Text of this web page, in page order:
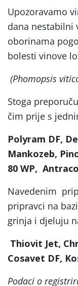
Upozoravamo
dana nestabilni
oborinama
bolesti vinove
(Phomopsis
Stoga
čim prije s
Polyram DF,
Mankozeb,
80 WP,
Navedenim
pripravci na
grinja i djeluju
Thiovit Jet,
Cosavet DF,
Podaci o